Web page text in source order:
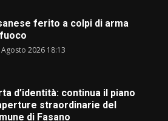
ferito a colpi di arma
2026 18:13
d’identità: continua il piano
straordinarie del
di Fasano